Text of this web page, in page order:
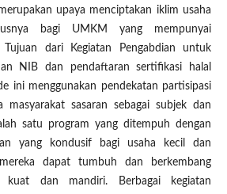
upaya menciptakan iklim usaha
bagi UMKM yang mempunyai
Tujuan dari Kegiatan Pengabdian untuk
NIB dan pendaftaran sertifikasi halal
ini menggunakan pendekatan partisipasi
masyarakat sasaran sebagai subjek dan
satu program yang ditempuh dengan
yang kondusif bagi usaha kecil dan
dapat tumbuh dan berkembang
kuat dan mandiri. Berbagai kegiatan